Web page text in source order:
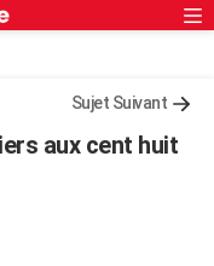
Sujet Suivant
aux cent huit